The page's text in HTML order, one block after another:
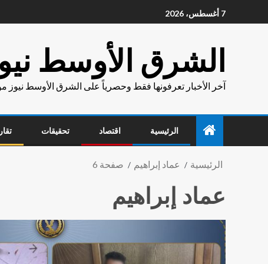
7 أغسطس، 2026
الشرق الأوسط
آخر الأخبار تعرفونها فقط وحصرياً على الشرق الأوسط نيوز
الرئيسية اقتصاد تحقيقات
الرئيسية عماد إبراهيم صفحة 6
عماد إبراهيم